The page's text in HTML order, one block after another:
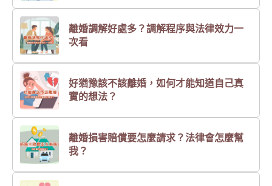
離婚調解好處多？調解程序與法律效力一
次看
好猶豫該不該離婚，如何才能知道自己真
實的想法？
離婚損害賠償要怎麼請求？法律會怎麼幫
我？